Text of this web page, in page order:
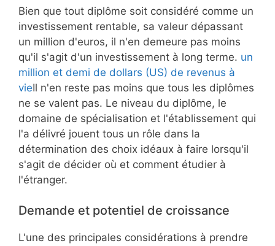
Bien que tout diplôme soit considéré comme un
investissement rentable, sa valeur dépassant
un million d'euros, il n'en demeure pas moins
qu'il s'agit d'un investissement à long terme. un
million et demi de dollars (US) de revenus à
vieIl n'en reste pas moins que tous les diplômes
ne se valent pas. Le niveau du diplôme, le
domaine de spécialisation et l'établissement qui
l'a délivré jouent tous un rôle dans la
détermination des choix idéaux à faire lorsqu'il
s'agit de décider où et comment étudier à
l'étranger.
Demande et potentiel de croissance
L'une des principales considérations à prendre